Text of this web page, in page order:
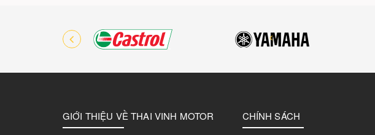
GIỚI THIỆU VỀ THAI VINH MOTOR CHÍNH SÁCH